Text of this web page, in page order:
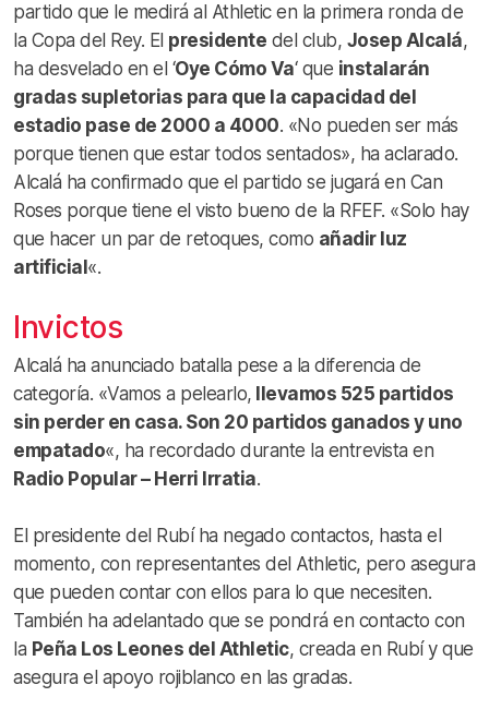
partido que le medirá al Athletic en la primera ronda de
la Copa del Rey. El presidente del club, Josep Alcalá,
ha desvelado en el ‘Oye Cómo Va‘ que instalarán
gradas supletorias para que la capacidad del
estadio pase de 2000 a 4000. «No pueden ser más
porque tienen que estar todos sentados», ha aclarado.
Alcalá ha confirmado que el partido se jugará en Can
Roses porque tiene el visto bueno de la RFEF. «Solo hay
que hacer un par de retoques, como añadir luz
artificial «.
Invictos
Alcalá ha anunciado batalla pese a la diferencia de
categoría. «Vamos a pelearlo, llevamos 525 partidos
sin perder en casa. Son 20 partidos ganados y uno
empatado«, ha recordado durante la entrevista en
Radio Popular – Herri Irratia.
El presidente del Rubí ha negado contactos, hasta el
momento, con representantes del Athletic, pero asegura
que pueden contar con ellos para lo que necesiten.
También ha adelantado que se pondrá en contacto con
la Peña Los Leones del Athletic, creada en Rubí y que
asegura el apoyo rojiblanco en las gradas.